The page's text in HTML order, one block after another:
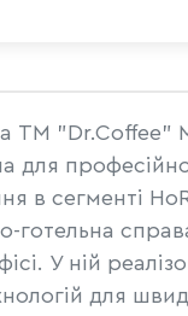
ТМ "Dr.Coffee"
для
в сегменті
готельна
У ній
для